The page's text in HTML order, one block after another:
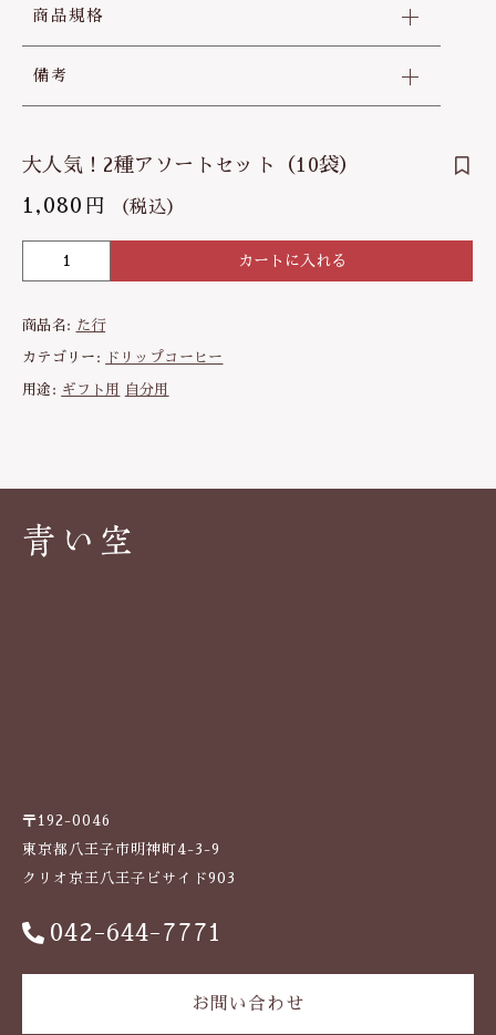
商品規格
備考
大人気！2種アソートセット（10袋）
1,080 円 （税込）
人
2
種
（10
カートに入れる
商品名: た行
カテゴリー: ドリップコーヒー
用途: ギフト用 自分用
〒192-0046
東京都八王子市明神町4-3-9
クリオ京王八王子ビサイド903
042-644-7771
お問い合わせ